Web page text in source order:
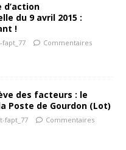
d’action
du 9 avril 2015 :
!
fapt_77
Commentaires
des facteurs : le
Poste de Gourdon (Lot)
fapt_77
Commentaires